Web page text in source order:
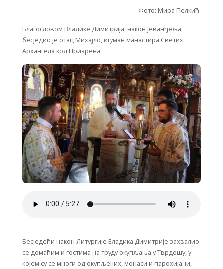
Фото: Мира Пелкић
Благословом Владике Димитрија, након Јеванђеља,
бесједио је отац Михајло, игуман манастира Светих
Архангела код Призрена.
Бесједећи након Литургије Владика Димитрије захвалио
се домаћим и гостима на труду окупљања у Тврдошу, у
којем су се многи од окупљених, монаси и парохијани,